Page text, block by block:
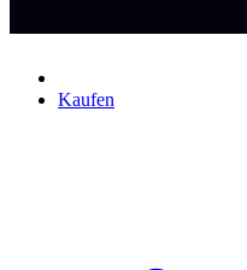
Kaufen